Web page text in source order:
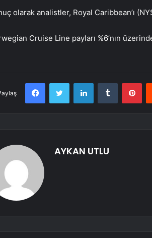
olarak analistler, Royal Caribbean’ı
Cruise Line payları %6’nın
FacebookTwitter LinkedInTumblr
AYKAN UTLU